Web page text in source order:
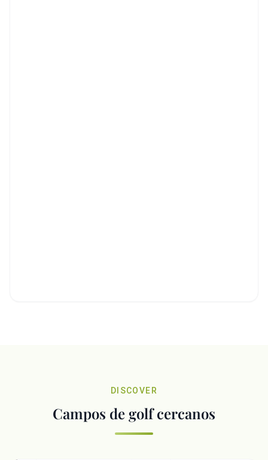
DISCOVER
Campos de golf cercanos